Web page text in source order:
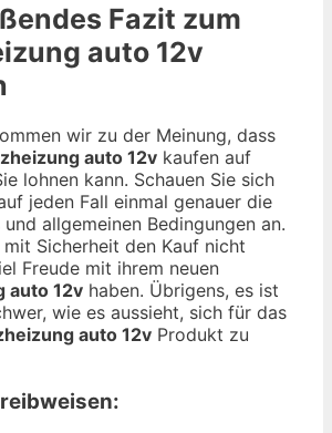
Fazit zum
auto 12v
wir zu der Meinung, dass
auto 12v kaufen auf
lohnen kann. Schauen Sie sich
jeden Fall einmal genauer die
allgemeinen Bedingungen an.
Sicherheit den Kauf nicht
Freude mit ihrem neuen
auto 12v haben. Übrigens, es ist
wie es aussieht, sich für das
auto 12v Produkt zu